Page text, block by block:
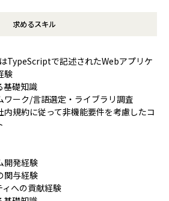
求めるスキル
TypeScriptで記述されたWebアプリケ
験
基礎知識
ワーク/言語選定・ライブラリ調査
内規約に従って非機能要件を考慮したコ
開発経験
関与経験
ィへの貢献経験